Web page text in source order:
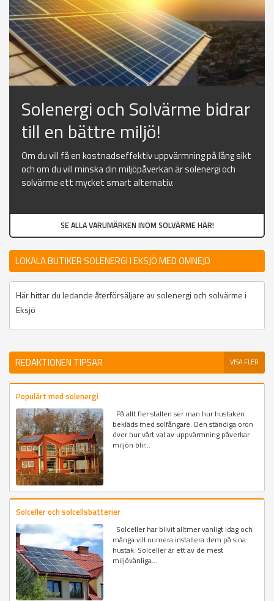
Solenergi och Solvärme bidrar
till en bättre miljö!
Om du vill få en kostnadseffektiv uppvärmning på lång sikt
och om du vill minska din miljöpåverkan är solenergi och
solvärme ett mycket smart alternativ.
SE ALLA VARUMÄRKEN INOM SOLVÄRME HÄR!
LOKALA BUTIKER SOLENERGI I EKSJÖ MED OMNEJD
Här hittar du ledande återförsäljare av solenergi och solvärme i
Eksjö
REDAKTIONEN TIPSAR VISA FLER
Populärt med solenergi
På allt fler ställen ser man hur hustaken
bekläds med solfångare. Den ständiga oron
över hur vårt val av uppvärmning påverkar
miljön blir...
Solceller och solcellsbatterier
Solceller har blivit alltmer vanligt idag och
många vill numera installera dem på sina
hustak. Solceller är ett av de mest
miljövänliga...